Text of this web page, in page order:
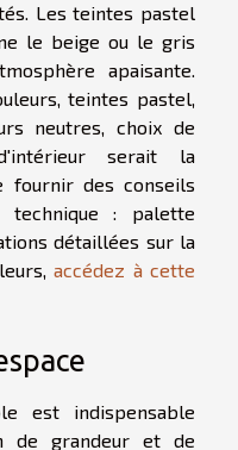
Les teintes pastel
le beige ou le gris
apaisante.
teintes pastel,
neutres, choix de
serait la
fournir des conseils
: palette
détaillées sur la
accédez à cette
est indispensable
de grandeur et de